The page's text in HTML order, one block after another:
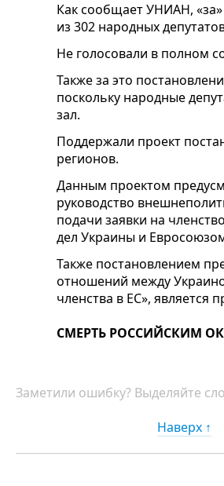
Как сообщает УНИАН,
из 302 народных
Не голосовали в полном
Также за это
поскольку народные
зал.
Поддержали проект
регионов.
Данным проектом
руководство
подачи заявки на
дел Украины и
Также постановлением
отношений между
членства в ЕС»,
СМЕРТЬ РОССИЙСКИМ
Заметили ошибку? Выделяйте
Наверх ↑